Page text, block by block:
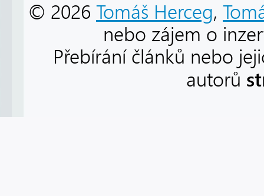
© 2026 Tomáš Herceg,
nebo zájem o
Přebírání článků nebo
autorů